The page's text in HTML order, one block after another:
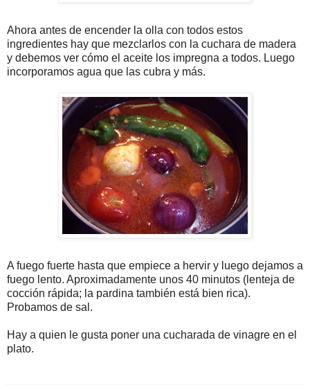
Ahora antes de encender la olla con todos estos
ingredientes hay que mezclarlos con la cuchara de madera
y debemos ver cómo el aceite los impregna a todos. Luego
incorporamos agua que las cubra y más.
A fuego fuerte hasta que empiece a hervir y luego dejamos a
fuego lento. Aproximadamente unos 40 minutos (lenteja de
cocción rápida; la pardina también está bien rica).
Probamos de sal.
Hay a quien le gusta poner una cucharada de vinagre en el
plato.